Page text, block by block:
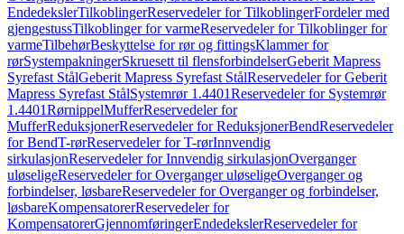
EndedekslerTilkoblingerReservedeler for TilkoblingerFordeler med
gjengestussTilkoblinger for varmeReservedeler for Tilkoblinger for
varmeTilbehørBeskyttelse for rør og fittingsKlammer for
rørSystempakningerSkruesett til flensforbindelserGeberit Mapress
Syrefast StålGeberit Mapress Syrefast StålReservedeler for Geberit
Mapress Syrefast StålSystemrør 1.4401Reservedeler for Systemrør
1.4401RørnippelMufferReservedeler for
MufferReduksjonerReservedeler for ReduksjonerBendReservedeler
for BendT-rørReservedeler for T-rørInnvendig
sirkulasjonReservedeler for Innvendig sirkulasjonOverganger
uløseligeReservedeler for Overganger uløseligeOverganger og
forbindelser, løsbareReservedeler for Overganger og forbindelser,
løsbareKompensatorerReservedeler for
KompensatorerGjennomføringerEndedekslerReservedeler for